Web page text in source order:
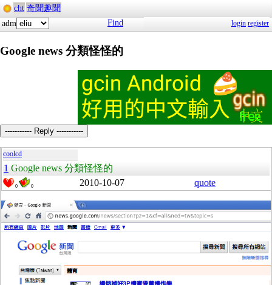
cht 奇聞趣聞
adm
Find login register
Google news 分類怪怪的
----------- Reply -----------
coolcd
1 Google news 分類怪怪的
0 0 2010-10-07 quote